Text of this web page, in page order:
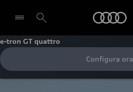
Seleziona concessionaria
e-tron GT quattro
Configura ora